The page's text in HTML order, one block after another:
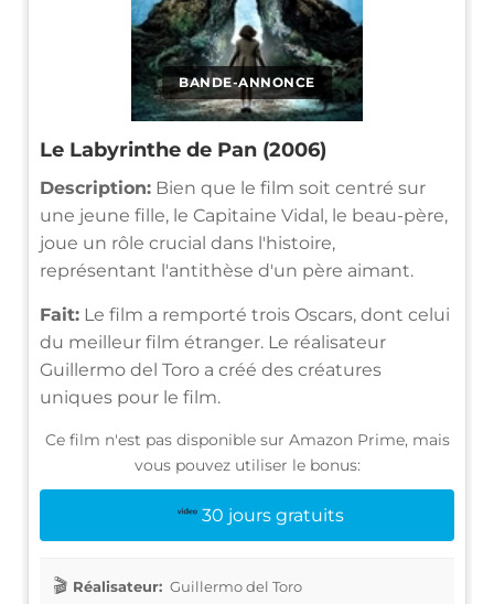
BANDE-ANNONCE
Le Labyrinthe de Pan (2006)
Description: Bien que le film soit centré sur
une jeune fille, le Capitaine Vidal, le beau-père,
joue un rôle crucial dans l'histoire,
représentant l'antithèse d'un père aimant.
Fait: Le film a remporté trois Oscars, dont celui
du meilleur film étranger. Le réalisateur
Guillermo del Toro a créé des créatures
uniques pour le film.
Ce film n'est pas disponible sur Amazon Prime, mais
vous pouvez utiliser le bonus:
30 jours gratuits
Réalisateur: Guillermo del Toro